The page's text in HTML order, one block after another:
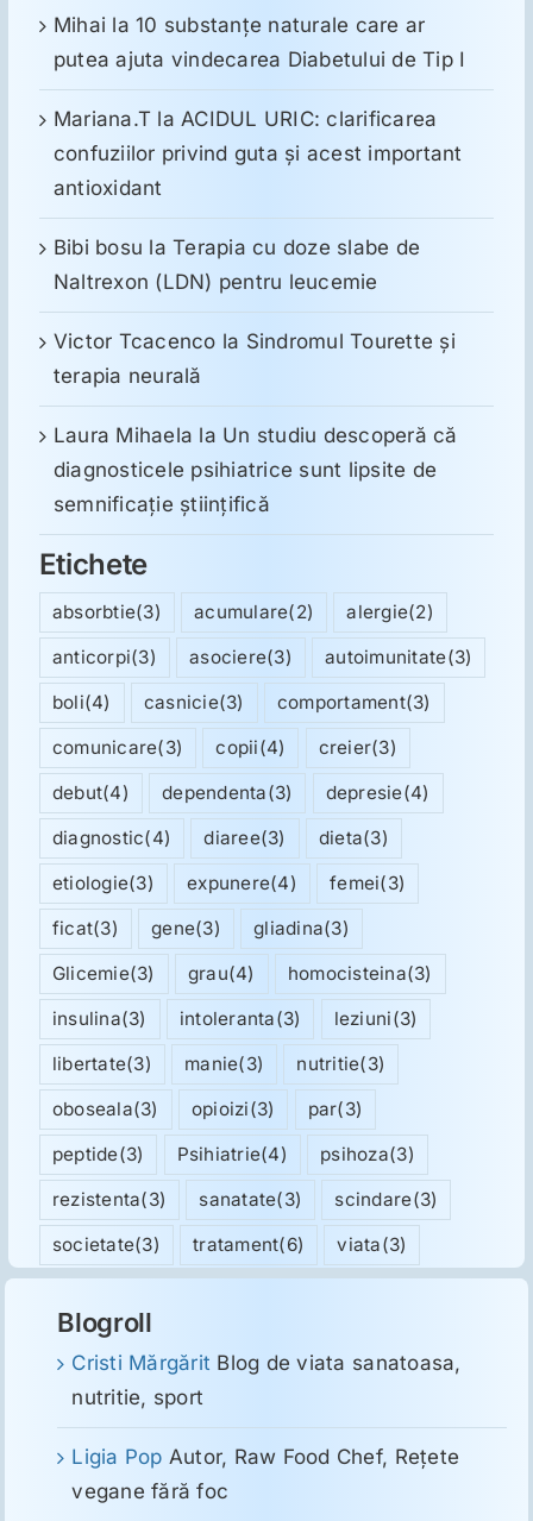
Mihai la10 substanţe naturale care ar
putea ajuta vindecarea Diabetului de Tip I
Mariana.T la ACIDUL URIC: clarificarea
confuziilor privind guta și acest important
antioxidant
Bibi bosu laTerapia cu doze slabe de
Naltrexon (LDN) pentru leucemie
Victor Tcacenco la Sindromul Tourette şi
terapia neurală
Laura Mihaela la Un studiu descoperă că
diagnosticele psihiatrice sunt lipsite de
semnificație științifică
Etichete
absorbtie(3) acumulare(2) alergie(2)
anticorpi(3) asociere(3) autoimunitate(3)
boli(4) casnicie(3) comportament(3)
comunicare(3) copii(4) creier(3)
debut(4) dependenta(3) depresie(4)
diagnostic(4) diaree(3) dieta(3)
etiologie(3) expunere(4) femei(3)
ficat(3) gene(3) gliadina(3)
Glicemie(3) grau(4) homocisteina(3)
insulina(3) intoleranta(3) leziuni(3)
libertate(3) manie(3) nutritie(3)
oboseala(3) opioizi(3) par(3)
peptide(3) Psihiatrie(4) psihoza(3)
rezistenta(3) sanatate(3) scindare(3)
societate(3) tratament(6) viata(3)
Blogroll
Cristi Mărgărit Blog de viata sanatoasa,
nutritie, sport
Ligia Pop Autor, Raw Food Chef, Reţete
vegane fără foc